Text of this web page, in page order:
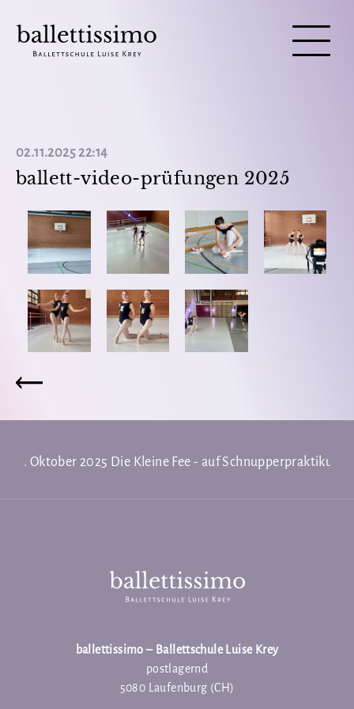
02.11.2025 22:14
ballett-video-prüfungen 2025
26. Oktober 2025 Die Kleine Fee - auf Schnupperpraktikum
ballettissimo – Ballettschule Luise Krey
postlagernd
5080 Laufenburg (CH)